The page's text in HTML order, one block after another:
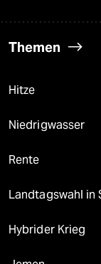
Themen
Hitze
Niedrigwasser
Rente
Landtagswahl in
Hybrider Krieg